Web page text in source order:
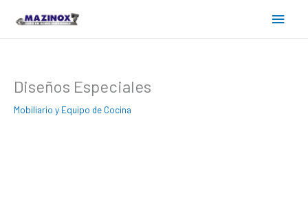
contenido
Menú
Diseños Especiales
Mobiliario y Equipo de Cocina